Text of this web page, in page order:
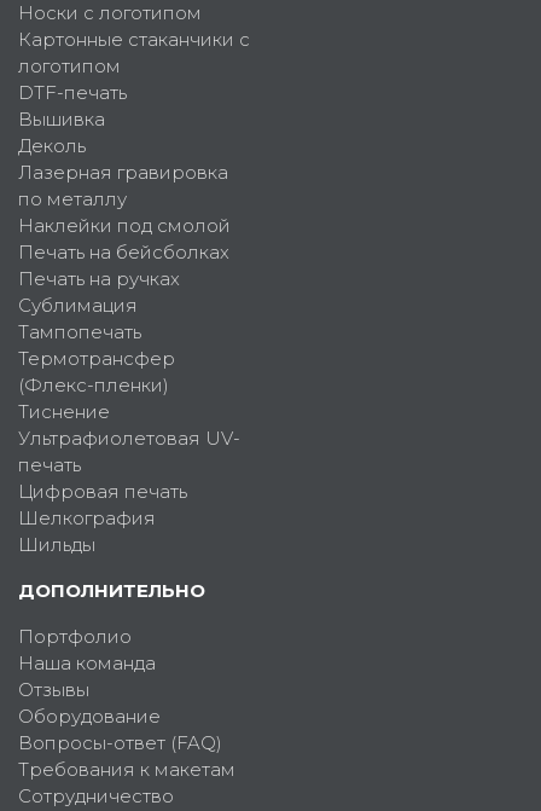
Носки с логотипом
Картонные стаканчики с
логотипом
DTF-печать
Вышивка
Деколь
Лазерная гравировка
по металлу
Наклейки под смолой
Печать на бейсболках
Печать на ручках
Сублимация
Тампопечать
Термотрансфер
(Флекс-пленки)
Тиснение
Ультрафиолетовая UV-
печать
Цифровая печать
Шелкография
Шильды
ДОПОЛНИТЕЛЬНО
Портфолио
Наша команда
Отзывы
Оборудование
Вопросы-ответ (FAQ)
Требования к макетам
Сотрудничество